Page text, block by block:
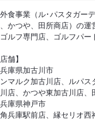
外食事業（ル･パスタガー
かつや、田所商店）の運
ゴルフ専門店、ゴルフパ
店舗】
兵庫県加古川市
マルク加古川店、ルパス
店、かつや東加古川店、
兵庫県神戸市
兵庫駅前店、縁セリオ西